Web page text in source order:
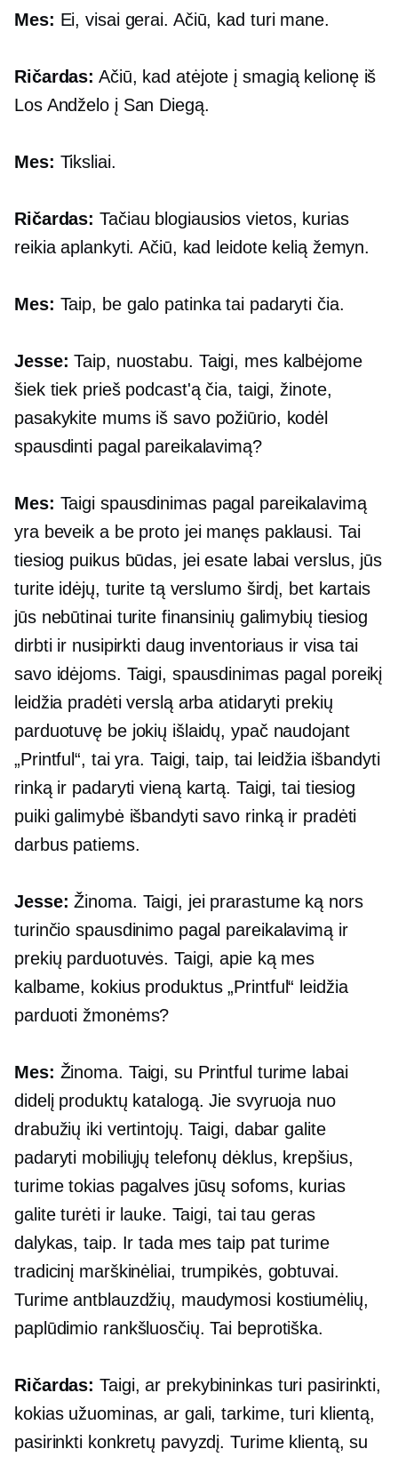
Mes: Ei, visai gerai. Ačiū, kad turi mane.
Ričardas: Ačiū, kad atėjote į smagią kelionę iš
Los Andželo į San Diegą.
Mes: Tiksliai.
Ričardas: Tačiau blogiausios vietos, kurias
reikia aplankyti. Ačiū, kad leidote kelią žemyn.
Mes: Taip, be galo patinka tai padaryti čia.
Jesse: Taip, nuostabu. Taigi, mes kalbėjome
šiek tiek prieš podcast'ą čia, taigi, žinote,
pasakykite mums iš savo požiūrio, kodėl
spausdinti pagal pareikalavimą?
Mes: Taigi spausdinimas pagal pareikalavimą
yra beveik a be protojei manęs paklausi. Tai
tiesiog puikus būdas, jei esate labaiverslus, jūs
turite idėjų, turite tą verslumo širdį, bet kartais
jūs nebūtinai turite finansinių galimybių tiesiog
dirbti ir nusipirkti daug inventoriaus ir visa tai
savo idėjoms. Taigi, spausdinimas pagal poreikį
leidžia pradėti verslą arba atidaryti prekių
parduotuvę be jokių išlaidų, ypač naudojant
„Printful“, tai yra. Taigi, taip, tai leidžia išbandyti
rinką ir padaryti vieną kartą. Taigi, tai tiesiog
puiki galimybė išbandyti savo rinką ir pradėti
darbus patiems.
Jesse: Žinoma. Taigi, jei prarastume ką nors
turinčio spausdinimo pagal pareikalavimą ir
prekių parduotuvės. Taigi, apie ką mes
kalbame, kokius produktus „Printful“ leidžia
parduoti žmonėms?
Mes: Žinoma. Taigi, su Printful turime labai
didelį produktų katalogą. Jie svyruoja nuo
drabužių iki vertintojų. Taigi, dabar galite
padaryti mobiliųjų telefonų dėklus, krepšius,
turime tokias pagalves jūsų sofoms, kurias
galite turėti ir lauke. Taigi, tai tau geras
dalykas, taip. Ir tada mes taip pat turime
tradicinį marškinėliai, trumpikės, gobtuvai.
Turime antblauzdžių, maudymosi kostiumėlių,
paplūdimio rankšluosčių. Tai beprotiška.
Ričardas: Taigi, ar prekybininkas turi pasirinkti,
kokias užuominas, ar gali, tarkime, turi klientą,
pasirinkti konkretų pavyzdį. Turime klientą, su